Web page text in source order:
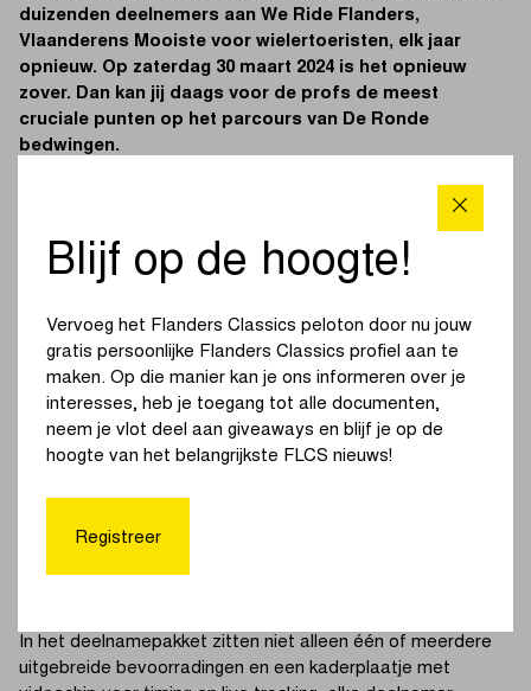
duizenden deelnemers aan We Ride Flanders,
Vlaanderens Mooiste voor wielertoeristen, elk jaar
opnieuw. Op zaterdag 30 maart 2024 is het opnieuw
zover. Dan kan jij daags voor de profs de meest
cruciale punten op het parcours van De Ronde
bedwingen.
Stip zaterdag 30 maart 2024 alvast aan in jouw agenda,
betwisten, kan jij de wegen van het wielermonument
verkennen. We Ride Flanders laat jou afzien op de meest
Ardennen rijk is.
Je hebt keuze uit vier verschillende afstanden: 75, 144, 179
en 257 kilometer. Net als de profs gaat de langste afstand
in 2024 opnieuw van start in Antwerpen. Deelnemers aan
één van de drie kortste afstanden vertrekken vanuit
en Paterberg voor de wielen geschoven. Finishen doe je
In het deelnamepakket zitten niet alleen één of meerdere
uitgebreide bevoorradingen en een kaderplaatje met
Blijf op de hoogte!
Vervoeg het Flanders Classics peloton door nu jouw
gratis persoonlijke Flanders Classics profiel aan te
maken. Op die manier kan je ons informeren over je
interesses, heb je toegang tot alle documenten,
neem je vlot deel aan giveaways en blijf je op de
hoogte van het belangrijkste FLCS nieuws!
Registreer